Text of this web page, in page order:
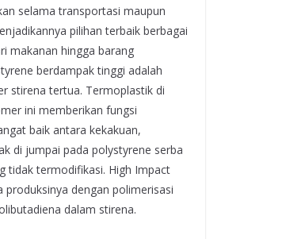
selama transportasi maupun
pilihan terbaik berbagai
makanan hingga barang
berdampak tinggi adalah
stirena tertua. Termoplastik di
ini memberikan fungsi
baik antara kekakuan,
di jumpai pada polystyrene serba
tidak termodifikasi. High Impact
produksinya dengan polimerisasi
dalam stirena.